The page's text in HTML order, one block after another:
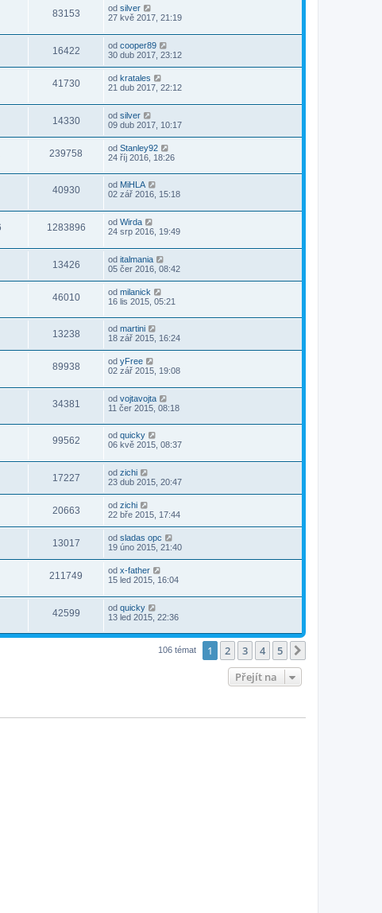
83153 od silver
27 kvě 2017, 21:19
16422 od cooper89
30 dub 2017, 23:12
41730 od kratales
21 dub 2017, 22:12
14330 od silver
09 dub 2017, 10:17
239758 od Stanley92
24 říj 2016, 18:26
40930 od MiHLA
02 zář 2016, 15:18
1283896 od Wirda
24 srp 2016, 19:49
13426 od italmania
05 čer 2016, 08:42
46010 od milanick
16 lis 2015, 05:21
13238 od martini
18 zář 2015, 16:24
89938 od yFree
02 zář 2015, 19:08
34381 od vojtavojta
11 čer 2015, 08:18
99562 od quicky
06 kvě 2015, 08:37
17227 od zichi
23 dub 2015, 20:47
20663 od zichi
22 bře 2015, 17:44
13017 od sladas opc
19 úno 2015, 21:40
211749 od x-father
15 led 2015, 16:04
42599 od quicky
13 led 2015, 22:36
106 témat 1 2 3 4 5
Přejít na